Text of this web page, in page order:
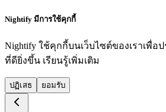
Nightify มีการใช้คุกกี้
Nightify ใช้คุกกี้บนเว็บไซต์ของเราเพื่
ที่ดียิ่งขึ้น เรียนรู้เพิ่มเติม
ปฏิเสธ ยอมรับ